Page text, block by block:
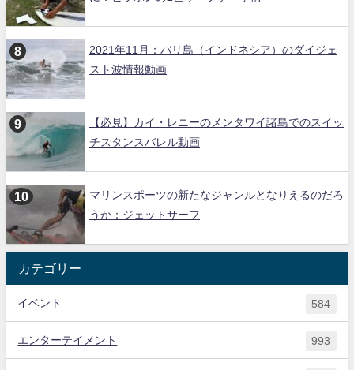
2021年11月：バリ島（インドネシア）のダイジェ
スト波情報動画
【必見】カイ・レニーのメンタワイ諸島でのスイッ
チスタンスバレル動画
マリンスポーツの新たなジャンルとなりえるのだろ
うか：ジェットサーフ
カテゴリー
イベント 584
エンターテイメント 993